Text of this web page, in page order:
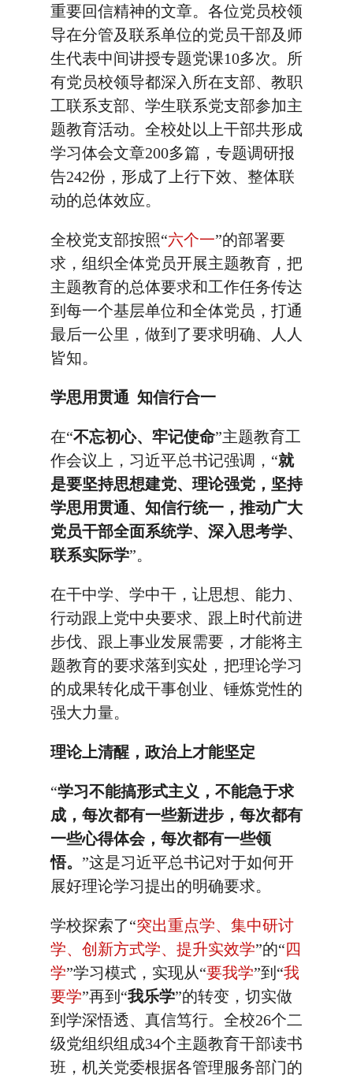
重要回信精神的文章。各位党员校领
导在分管及联系单位的党员干部及师
生代表中间讲授专题党课10多次。所
有党员校领导都深入所在支部、教职
工联系支部、学生联系党支部参加主
题教育活动。全校处以上干部共形成
学习体会文章200多篇，专题调研报
告242份，形成了上行下效、整体联
动的总体效应。
全校党支部按照“六个一”的部署要
求，组织全体党员开展主题教育，把
主题教育的总体要求和工作任务传达
到每一个基层单位和全体党员，打通
最后一公里，做到了要求明确、人人
皆知。
学思用贯通 知信行合一
在“不忘初心、牢记使命”主题教育工
作会议上，习近平总书记强调，“就
是要坚持思想建党、理论强党，坚持
学思用贯通、知信行统一，推动广大
党员干部全面系统学、深入思考学、
联系实际学”。
在干中学、学中干，让思想、能力、
行动跟上党中央要求、跟上时代前进
步伐、跟上事业发展需要，才能将主
题教育的要求落到实处，把理论学习
的成果转化成干事创业、锤炼党性的
强大力量。
理论上清醒，政治上才能坚定
“学习不能搞形式主义，不能急于求
成，每次都有一些新进步，每次都有
一些心得体会，每次都有一些领
悟。 ”这是习近平总书记对于如何开
展好理论学习提出的明确要求。
学校探索了“突出重点学、集中研讨
学、创新方式学、提升实效学”的“四
学”学习模式，实现从“要我学”到“我
要学”再到“我乐学”的转变，切实做
到学深悟透、真信笃行。全校26个二
级党组织组成34个主题教育干部读书
班，机关党委根据各管理服务部门的